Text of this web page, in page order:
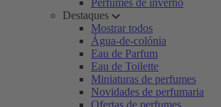
Perfumes de inverno
Destaques
Mostrar todos
Água-de-colónia
Eau de Parfum
Eau de Toilette
Miniaturas de perfumes
Novidades de perfumaria
Ofertas de perfumes